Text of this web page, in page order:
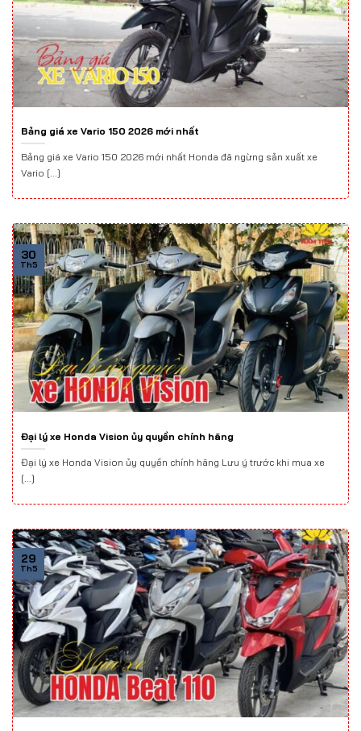
Bảng giá xe Vario 150 2026 mới nhất
Bảng giá xe Vario 150 2026 mới nhất Honda đã ngừng sản xuất xe
Vario [...]
Đại lý xe Honda Vision ủy quyền chính hãng
Đại lý xe Honda Vision ủy quyền chính hãng Lưu ý trước khi mua xe
[...]
30
Th5
29
Th5